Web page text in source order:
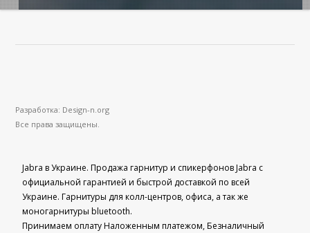
Разработка: Design-n.org
Все права защищены.
Jabra в Украине. Продажа гарнитур и спикерфонов Jabra с
официальной гарантией и быстрой доставкой по всей
Украине. Гарнитуры для колл-центров, офиса, а так же
моногарнитуры bluetooth.
Принимаем оплату Наложенным платежом, Безналичный